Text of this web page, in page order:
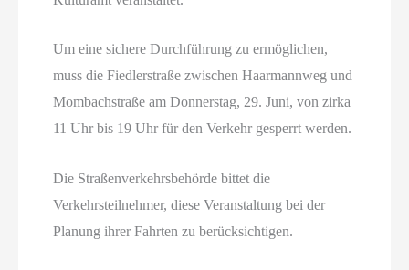
Um eine sichere Durchführung zu ermöglichen,
muss die Fiedlerstraße zwischen Haarmannweg und
Mombachstraße am Donnerstag, 29. Juni, von zirka
11 Uhr bis 19 Uhr für den Verkehr gesperrt werden.
Die Straßenverkehrsbehörde bittet die
Verkehrsteilnehmer, diese Veranstaltung bei der
Planung ihrer Fahrten zu berücksichtigen.